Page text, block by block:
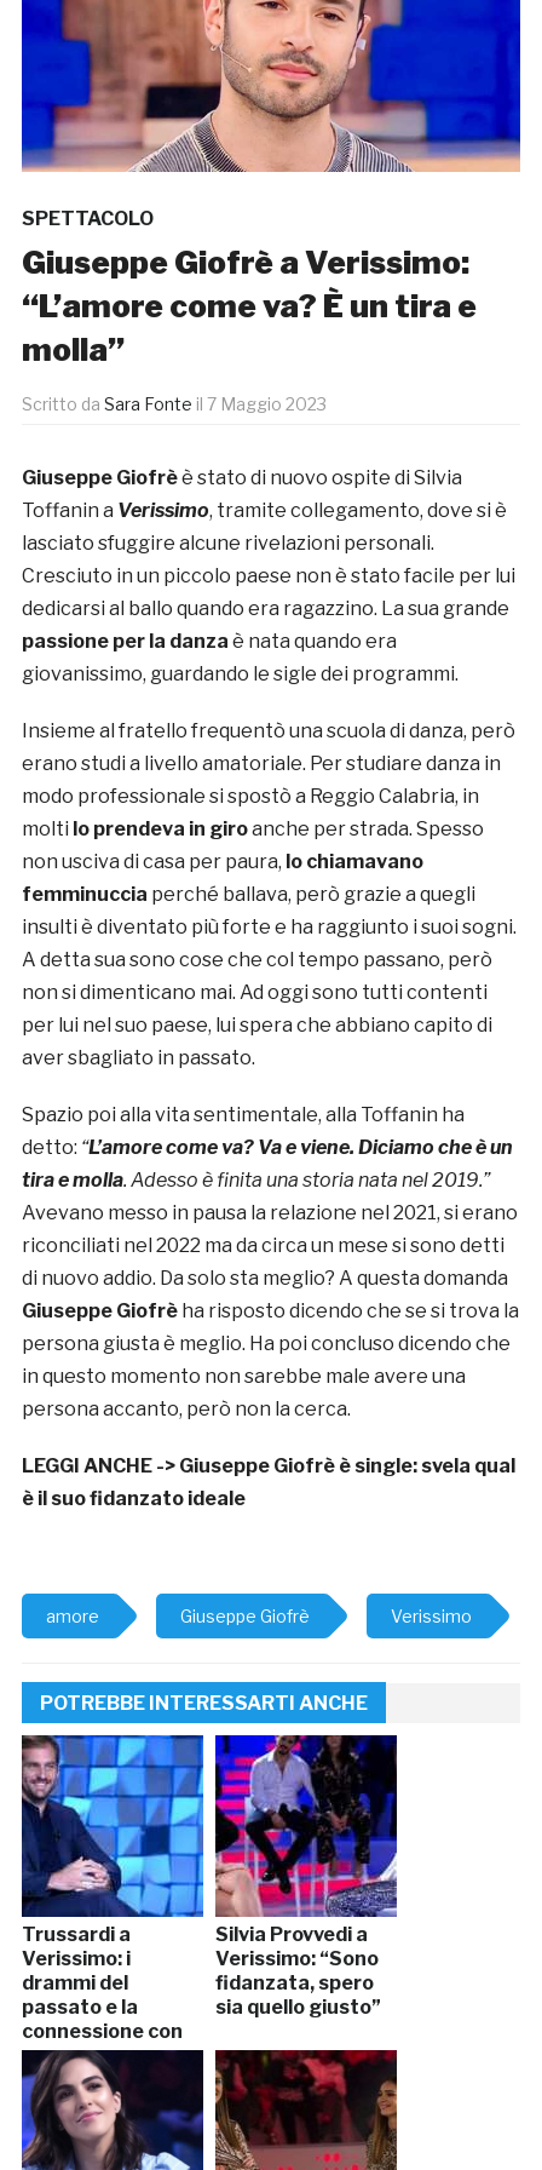
SPETTACOLO
Giuseppe Giofrè a Verissimo:
“L’amore come va? È un tira e
molla”
Scritto da Sara Fonte il 7 Maggio 2023
Giuseppe Giofrèè stato di nuovo ospite di Silvia
Toffanin a Verissimo, tramite collegamento, dove si è
lasciato sfuggire alcune rivelazioni personali.
Cresciuto in un piccolo paese non è stato facile per lui
dedicarsi al ballo quando era ragazzino. La sua grande
passione per la danza è nata quando era
giovanissimo, guardando le sigle dei programmi.
Insieme al fratello frequentò una scuola di danza, però
erano studi a livello amatoriale. Per studiare danza in
modo professionale si spostò a Reggio Calabria, in
molti lo prendeva in giroanche per strada. Spesso
non usciva di casa per paura, lo chiamavano
femminuccia perché ballava, però grazie a quegli
insulti è diventato più forte e ha raggiunto i suoi sogni.
A detta sua sono cose che col tempo passano, però
non si dimenticano mai. Ad oggi sono tutti contenti
per lui nel suo paese, lui spera che abbiano capito di
aver sbagliato in passato.
Spazio poi alla vita sentimentale, alla Toffanin ha
detto: “L’amore come va? Va e viene. Diciamo che è un
tira e molla. Adesso è finita una storia nata nel 2019.”
Avevano messo in pausa la relazione nel 2021, si erano
riconciliati nel 2022 ma da circa un mese si sono detti
di nuovo addio. Da solo sta meglio? A questa domanda
Giuseppe Giofrè ha risposto dicendo che se si trova la
persona giusta è meglio. Ha poi concluso dicendo che
in questo momento non sarebbe male avere una
persona accanto, però non la cerca.
LEGGI ANCHE -> Giuseppe Giofrè è single: svela qual
è il suo fidanzato ideale
amore Giuseppe Giofrè Verissimo
POTREBBE INTERESSARTI ANCHE
Trussardi a
Verissimo: i
drammi del
passato e la
connessione con
Michelle
Silvia Provvedi a
Verissimo: “Sono
fidanzata, spero
sia quello giusto”